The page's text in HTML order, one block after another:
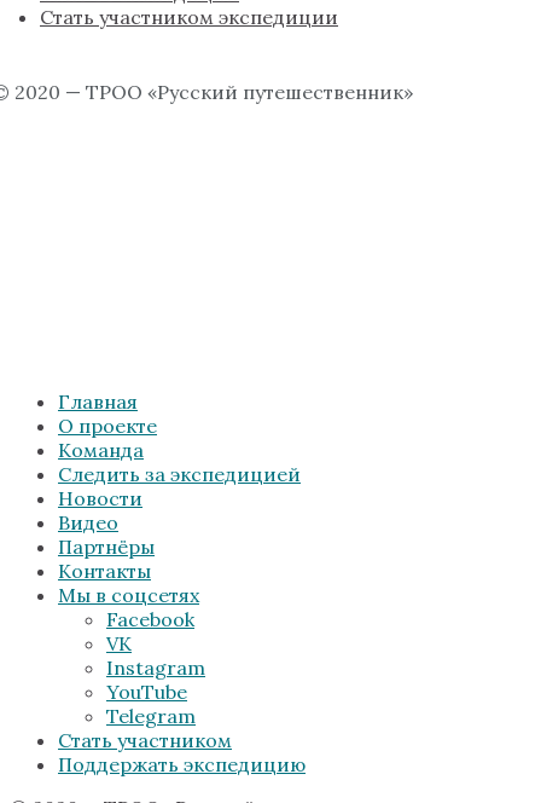
Стать участником экспедиции
2020 — ТРОО «Русский путешественник»
Главная
О проекте
Команда
Следить за экспедицией
Новости
Видео
Партнёры
Контакты
Мы в соцсетях
Facebook
VK
Instagram
YouTube
Telegram
Стать участником
Поддержать экспедицию